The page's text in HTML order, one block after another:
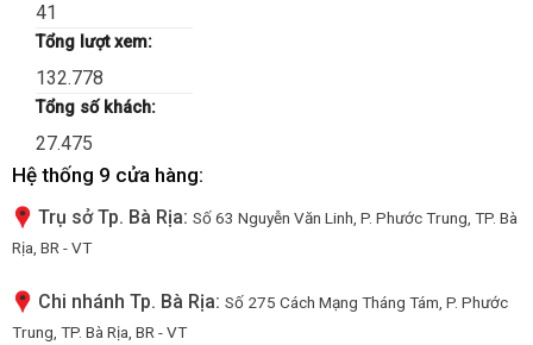
41
Tổng lượt xem:
132.778
Tổng số khách:
27.475
Hệ thống 9 cửa hàng:
Trụ sở Tp. Bà Rịa: Số 63 Nguyễn Văn Linh, P. Phước Trung, TP. Bà
Rịa, BR - VT
Chi nhánh Tp. Bà Rịa: Số 275 Cách Mạng Tháng Tám, P. Phước
Trung, TP. Bà Rịa, BR - VT